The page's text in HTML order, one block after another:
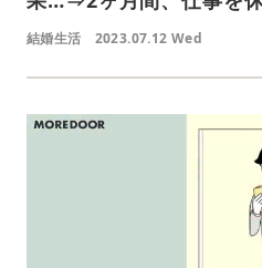
結婚生活 2023.07.12 Wed